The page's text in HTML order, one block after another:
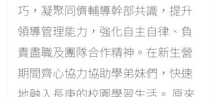
巧，凝聚同儕輔導幹部共識，提升
領導管理能力，強化自主自律、負
責盡職及團隊合作精神。在新生營
期間齊心協力協助學弟妹們，快速
地融入長庚的校園學習生活。 原來